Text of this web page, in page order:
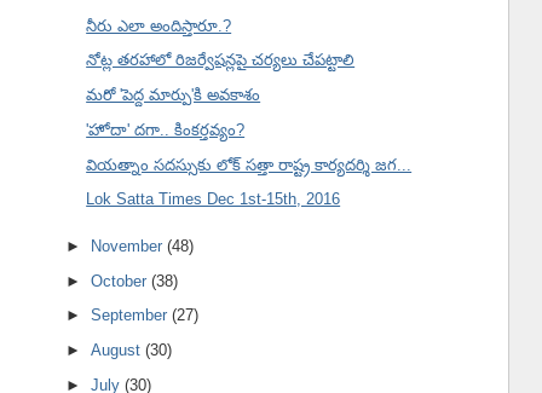
నీరు ఎలా అందిస్తారూ.?
నోట్ల తరహాలో రిజర్వేషన్లపై చర్యలు చేపట్టాలి
మరో 'పెద్ద మార్పు'కి అవకాశం
'హోదా' దగా.. కింకర్తవ్యం?
వియత్నాం సదస్సుకు లోక్ సత్తా రాష్ట్ర కార్యదర్శి జగ...
Lok Satta Times Dec 1st-15th, 2016
► November(48)
►October(38)
►September(27)
►August(30)
►July(30)